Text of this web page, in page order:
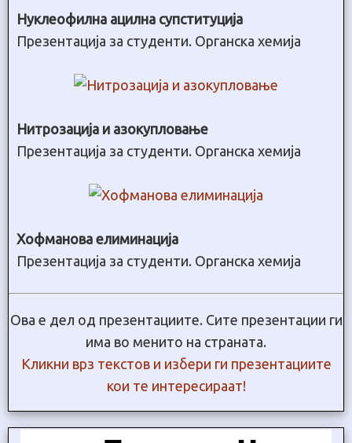
Нуклеофилна ацилна супституција
Презентација за студенти. Органска хемија
Нитрозација и азокупловање
Презентација за студенти. Органска хемија
Хофманова елиминација
Презентација за студенти. Органска хемија
Ова е дел од презентациите. Сите презентации ги
има во менито на страната.
Кликни врз текстов и избери ги презентациите
кои те интересираат!